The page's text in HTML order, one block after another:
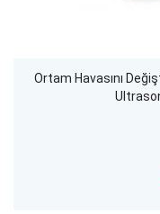
Ortam Havasını